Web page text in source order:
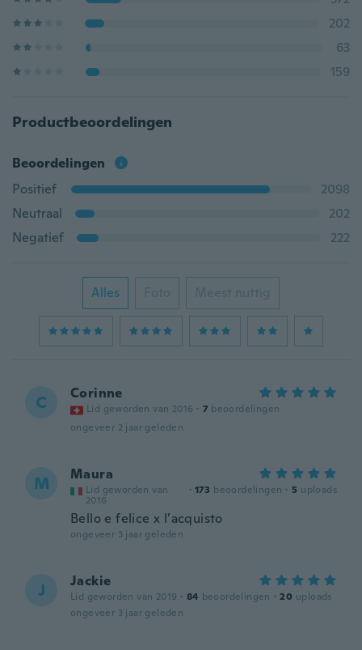
202
63
159
Productbeoordelingen
Beoordelingen
Positief
2098
Neutraal
202
Negatief
222
Alles Foto Meest nuttig
C Corinne
Lid geworden van 2016 · 7 beoordelingen
ongeveer 2 jaar geleden
M Maura
Lid geworden van
2016
· 173 beoordelingen · 5 uploads
Bello e felice x l’acquisto
ongeveer 3 jaar geleden
J Jackie
Lid geworden van 2019 · 84 beoordelingen · 20 uploads
ongeveer 3 jaar geleden